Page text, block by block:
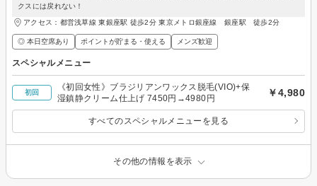
クスには戻れない！
アクセス：都営浅草線 東銀座駅 徒歩2分 東京メトロ銀座線 銀座駅 徒歩2分
◎ 本日空席あり ポイントが貯まる・使える メンズ歓迎
スペシャルメニュー
初回
《初回女性》ブラジリアンワックス脱毛(VIO)+保
湿鎮静クリーム仕上げ 7450円→4980円
￥4,980
すべてのスペシャルメニューを見る
その他の情報を表示